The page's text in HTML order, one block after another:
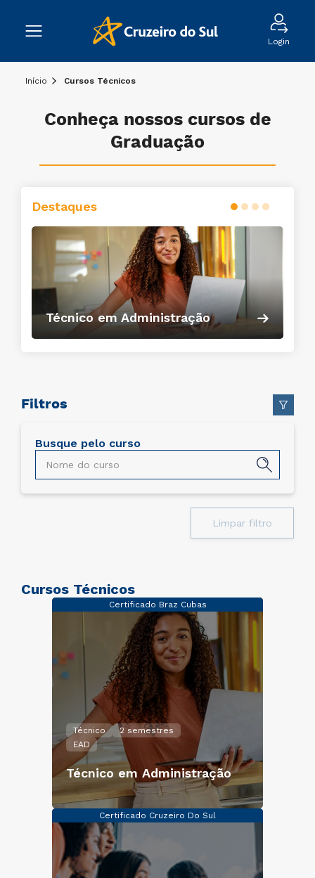
Login
Início Cursos Técnicos
Filtros
Busque pelo curso
Limpar filtro
Conheça nossos cursos de
Graduação
Destaques
Técnico em Administração
Conheça o curso
Cursos Técnicos
Certificado Braz Cubas
Técnico
2 semestres
EAD
Técnico em Administração
Certificado Cruzeiro Do Sul